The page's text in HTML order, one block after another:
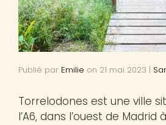
Publié par Emilie on 21 mai 2023 |
Torrelodones est une ville
l’A6, dans l’ouest de Madrid